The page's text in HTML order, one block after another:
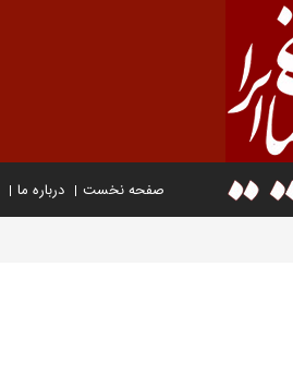
صفحه نخست درباره ما